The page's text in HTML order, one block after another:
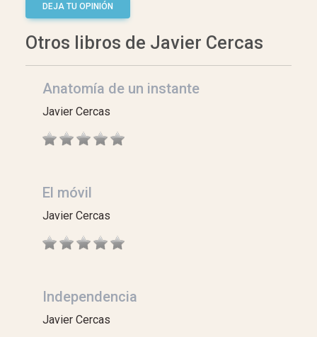
DEJA TU OPINIÓN
Otros libros de Javier Cercas
Anatomía de un instante
Javier Cercas
El móvil
Javier Cercas
Independencia
Javier Cercas